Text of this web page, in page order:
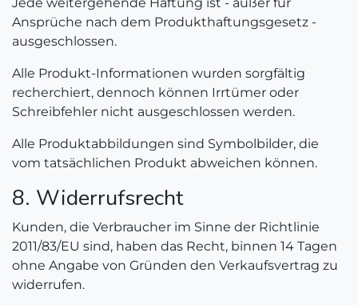
Ansprüche nach dem Produkthaftungsgesetz -
ausgeschlossen.
Alle Produkt-Informationen wurden sorgfältig
recherchiert, dennoch können Irrtümer oder
Schreibfehler nicht ausgeschlossen werden.
Alle Produktabbildungen sind Symbolbilder, die
vom tatsächlichen Produkt abweichen können.
8. Widerrufsrecht
Kunden, die Verbraucher im Sinne der Richtlinie
2011/83/EU sind, haben das Recht, binnen 14 Tagen
ohne Angabe von Gründen den Verkaufsvertrag zu
widerrufen.